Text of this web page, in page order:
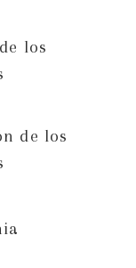
los
de los